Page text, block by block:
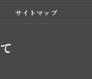
サイトマップ